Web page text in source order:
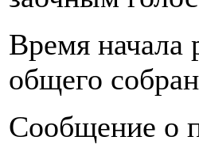
Время начала
общего
Сообщение о